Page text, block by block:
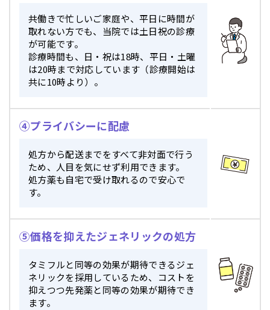
共働きで忙しいご家庭や、平日に時間が
取れない方でも、当院では土日祝の診療
が可能です。
診療時間も、日・祝は18時、平日・土曜
は20時まで対応しています（診療開始は
共に10時より）。
④プライバシーに配慮
処方から配送までをすべて非対面で行う
ため、人目を気にせず利用できます。
処方薬も自宅で受け取れるので安心で
す。
⑤価格を抑えたジェネリックの処方
タミフルと同等の効果が期待できるジェ
ネリックを採用しているため、コストを
抑えつつ先発薬と同等の効果が期待でき
ます。